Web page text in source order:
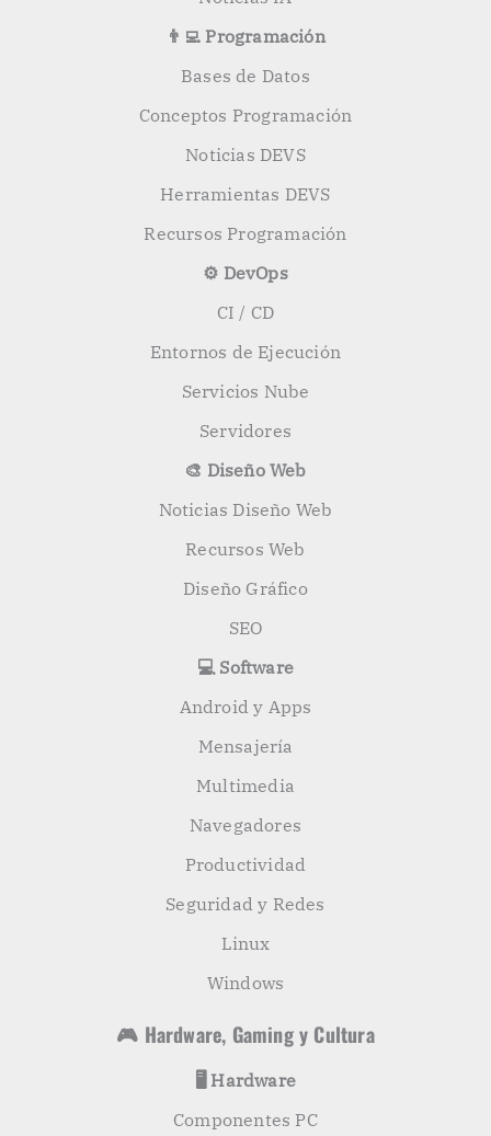
👨‍💻 Programación
Bases de Datos
Conceptos Programación
Noticias DEVS
Herramientas DEVS
Recursos Programación
⚙️ DevOps
CI / CD
Entornos de Ejecución
Servicios Nube
Servidores
🎨 Diseño Web
Noticias Diseño Web
Recursos Web
Diseño Gráfico
SEO
💻 Software
Android y Apps
Mensajería
Multimedia
Navegadores
Productividad
Seguridad y Redes
Linux
Windows
🎮 Hardware, Gaming y Cultura
🖥️ Hardware
Componentes PC